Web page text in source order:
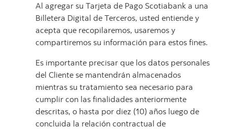
Al agregar su Tarjeta de Pago Scotiabank a una
Billetera Digital de Terceros, usted entiende y
acepta que recopilaremos, usaremos y
compartiremos su información para estos fines.
Es importante precisar que los datos personales
del Cliente se mantendrán almacenados
mientras su tratamiento sea necesario para
cumplir con las finalidades anteriormente
descritas, o hasta por diez (10) años luego de
concluida la relación contractual de